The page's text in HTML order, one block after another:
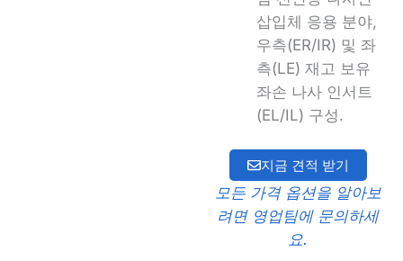
삽입체 응용 분야,
우측(ER/IR) 및 좌
측(LE) 재고 보유
좌손 나사 인서트
(EL/IL) 구성.
지금 견적 받기
모든 가격 옵션을 알아보
려면 영업팀에 문의하세
요.